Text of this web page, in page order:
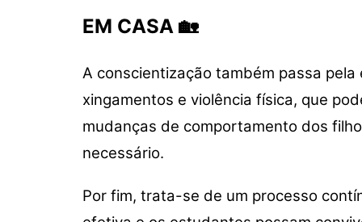
EM CASA 🏡
A conscientização também passa
xingamentos e violência física, que
mudanças de comportamento dos
necessário.
Por fim, trata-se de um processo